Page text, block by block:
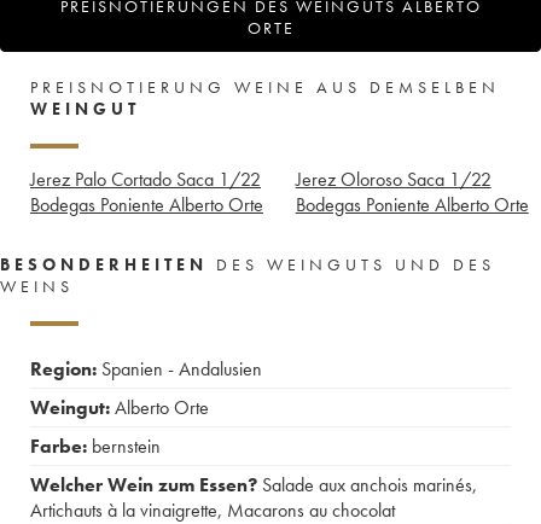
PREISNOTIERUNGEN DES WEINGUTS ALBERTO
ORTE
PREISNOTIERUNG WEINE AUS DEMSELBEN
WEINGUT
Jerez Palo Cortado Saca 1/22
Bodegas Poniente Alberto Orte
Jerez Oloroso Saca 1/22
Bodegas Poniente Alberto Orte
BESONDERHEITEN
DES WEINGUTS UND DES
WEINS
Region: Spanien - Andalusien
Weingut:Alberto Orte
Farbe: bernstein
Welcher Wein zum Essen? Salade aux anchois marinés,
Artichauts à la vinaigrette, Macarons au chocolat